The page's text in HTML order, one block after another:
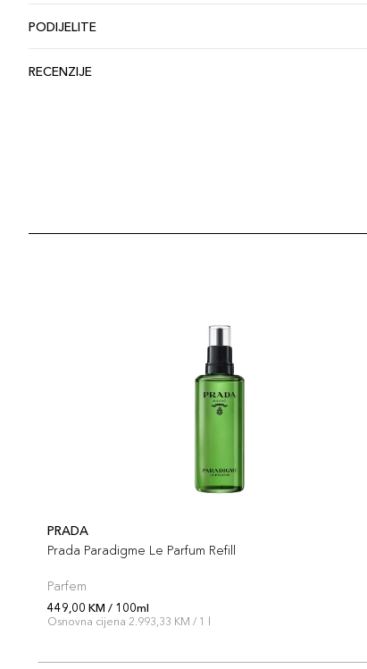
PODIJELITE
RECENZIJE
PRADA
Prada Paradigme Le Parfum Refill
Parfem
449,00 KM / 100ml
Osnovna cijena 2.993,33 KM / 1 l